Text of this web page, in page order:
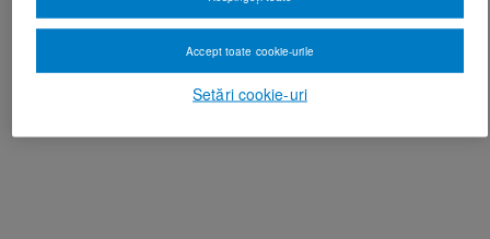
Setări cookie-uri
Accept toate cookie-urile